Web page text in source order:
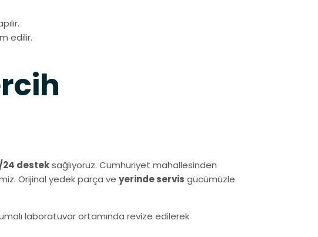
edilir.
24 desteksağlıyoruz. Cumhuriyet mahallesinden
Orijinal yedek parça ve yerinde servis gücümüzle
laboratuvar ortamında revize edilerek